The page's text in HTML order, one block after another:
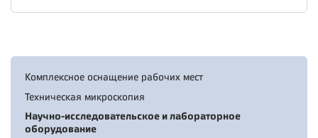
Комплексное оснащение рабочих мест
Техническая микроскопия
Научно-исследовательское и лабораторное
оборудование